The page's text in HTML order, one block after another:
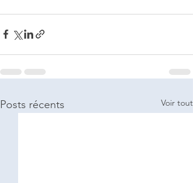
Posts récents Voir tout